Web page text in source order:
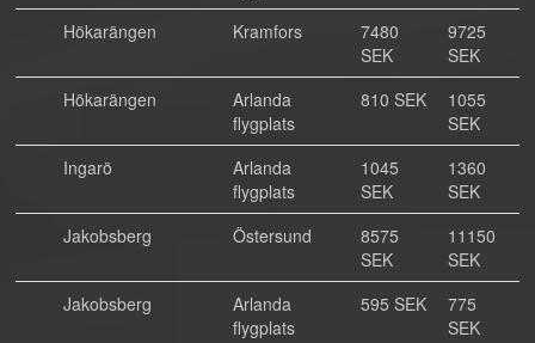
Hökarängen
Kramfors
7480
SEK
9725
SEK
Hökarängen
Arlanda
flygplats
810 SEK
1055
SEK
Ingarö
Arlanda
flygplats
1045
SEK
1360
SEK
Jakobsberg
Östersund
8575
SEK
11150
SEK
Jakobsberg
Arlanda
flygplats
595 SEK
775
SEK